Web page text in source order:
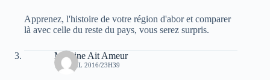
Apprenez, l'histoire de votre région d'abor et comparer
là avec celle du reste du pays, vous serez surpris.
Massine Ait Ameur
10 AVRIL 2016/23H39